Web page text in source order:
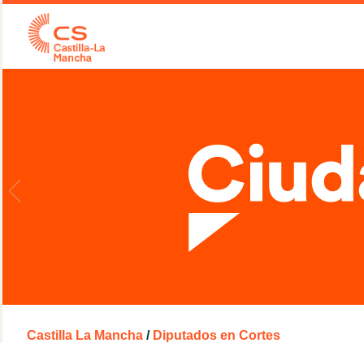
Castilla La Mancha / Diputados en Cortes